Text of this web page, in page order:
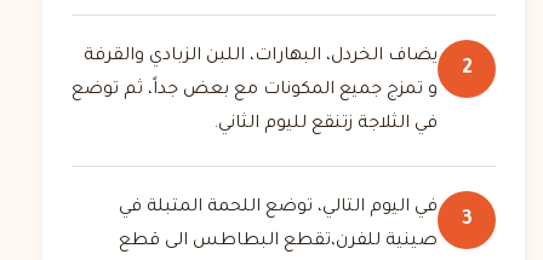
2
يضاف الخردل، البهارات، اللبن الزبادي والقرفة
و تمزج جميع المكونات مع بعض جداً، ثم توضع
في الثلاجة زتنقع لليوم الثاني.
3
في اليوم التالي، توضع اللحمة المتبلة في
صينية للفرن،تقطع البطاطس الى قطع